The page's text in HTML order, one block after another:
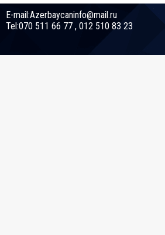
E-mail:Azerbaycaninfo@mail.ru
Tel:070 511 66 77 , 012 510 83 23